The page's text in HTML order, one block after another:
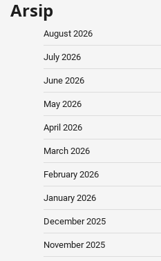
Arsip
August 2026
July 2026
June 2026
May 2026
April 2026
March 2026
February 2026
January 2026
December 2025
November 2025